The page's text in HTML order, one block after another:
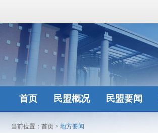
首页 民盟概况 民盟要闻
当前位置： 首页 > 地方要闻